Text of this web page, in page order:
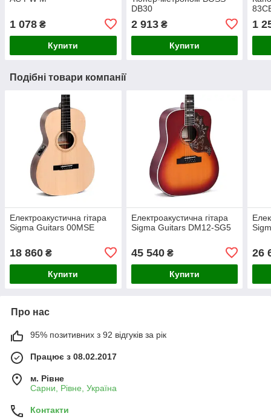
1 078 ₴
Купити
DB30
2 913₴
Купити
1
Подібні товари компанії
Електроакустична гітара
Sigma Guitars 00MSE
18 860 ₴
Купити
Електроакустична гітара
Sigma Guitars DM12-SG5
45 540₴
Купити
26
Про нас
95% позитивних з 92 відгуків за рік
Працює з 08.02.2017
м. Рівне
Сарни, Рівне, Україна
Контакти